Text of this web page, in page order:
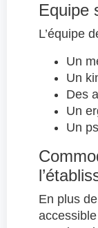
Equipe
L’équipe
Un
Un
Des
Un
Un
En plus